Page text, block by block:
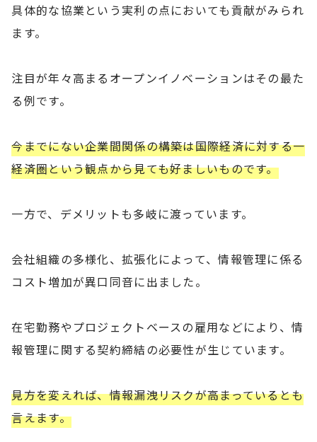
具体的な協業という実利の点においても貢献がみられ
ます。
注目が年々高まるオープンイノベーションはその最た
る例です。
今までにない企業間関係の構築は国際経済に対する一
経済圏という観点から見ても好ましいものです。
一方で、デメリットも多岐に渡っています。
会社組織の多様化、拡張化によって、情報管理に係る
コスト増加が異口同音に出ました。
在宅勤務やプロジェクトベースの雇用などにより、情
報管理に関する契約締結の必要性が生じています。
見方を変えれば、情報漏洩リスクが高まっているとも
言えます。